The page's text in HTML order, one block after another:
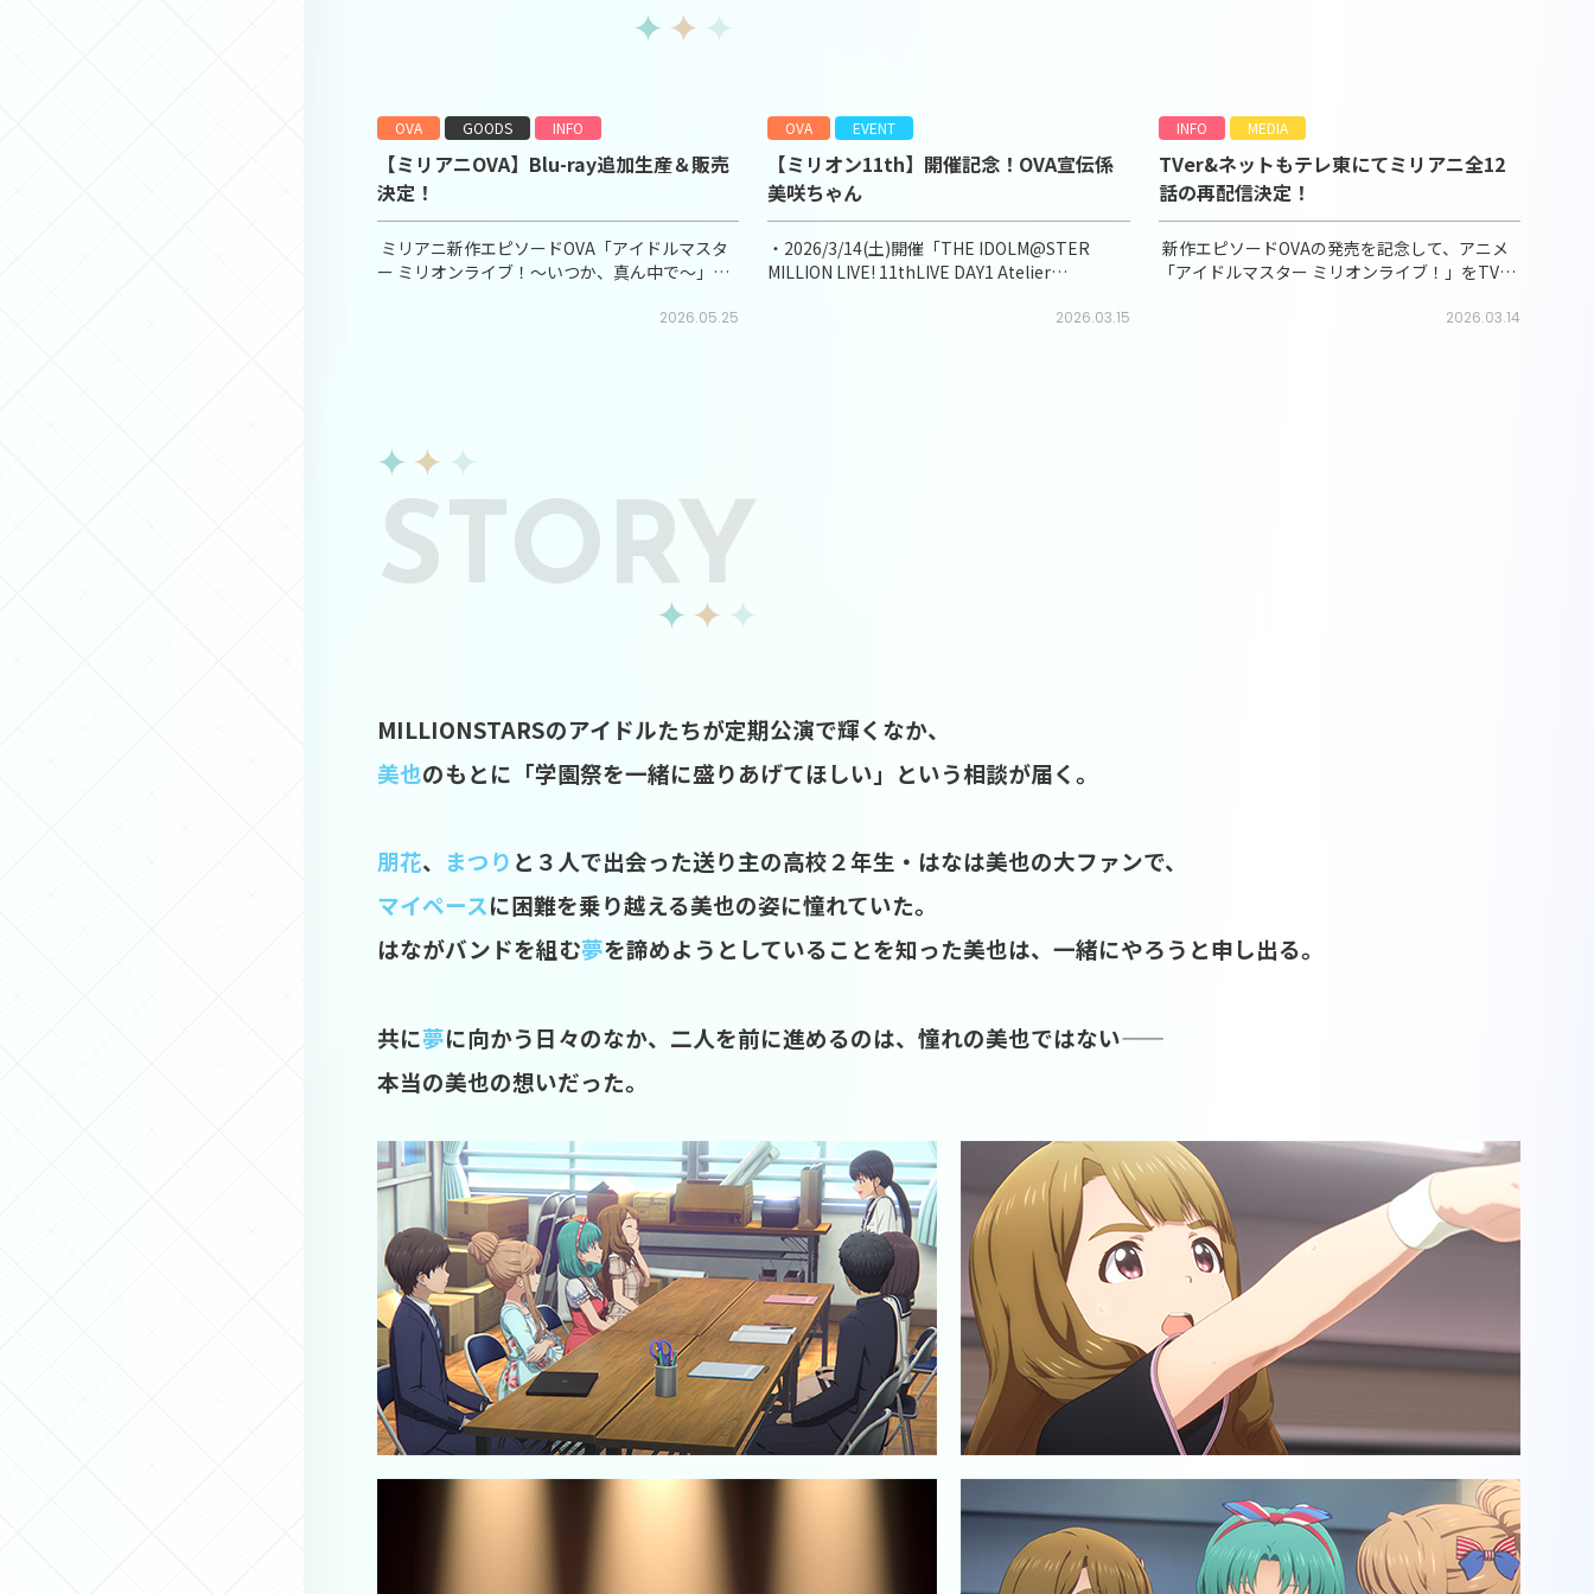
OVA GOODS INFO
【ミリアニOVA】Blu-ray追加生産＆販売
決定！
ミリアニ新作エピソードOVA「アイドルマスタ
ー ミリオンライブ！～いつか、真ん中で～」
定！本日5月25日(月)から販売再開いたしました
2026.05.25
OVA EVENT
【ミリオン11th】開催記念！OVA宣伝係
美咲ちゃん
・2026/3/14(土)開催「THE IDOLM@STER
MILLION LIVE! 11thLIVE DAY1 Atelier
2026.03.15
INFO MEDIA
TVer&ネットもテレ東にてミリアニ全12
話の再配信決定！
新作エピソードOVAの発売を記念して、アニメ
「アイドルマスター ミリオンライブ！」をTVer
たしました！ 【配信スケジュール】（TVer2026.03.14
STORY
MILLIONSTARSのアイドルたちが定期公演で輝くなか、
美也のもとに「学園祭を一緒に盛りあげてほしい」という相談が届く。
朋花、 まつり と３人で出会った送り主の高校２年生・はなは美也の大ファンで、
マイペースに困難を乗り越える美也の姿に憧れていた。
はながバンドを組む夢を諦めようとしていることを知った美也は、一緒にやろうと申し出る。
共に夢に向かう日々のなか、二人を前に進めるのは、憧れの美也ではない――
本当の美也の想いだった。